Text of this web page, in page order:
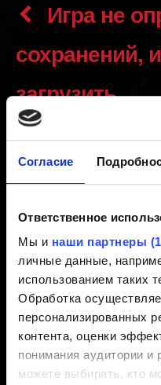
Согласие
Ответственное
Мы и наши партнеры
личные данные,
использованием таких
Обработка
персонализированных
контента, оценки
понимания аудитории и
можете выбирать, кто
Игра не определяет моих
сохранений,
загрузить
Создано 7 лет назад
обращаем ваше
совместимы между
года" и обычная
системах они
Локальные сохранения
между базовой
Охота» и её полным
их как две разных игры.